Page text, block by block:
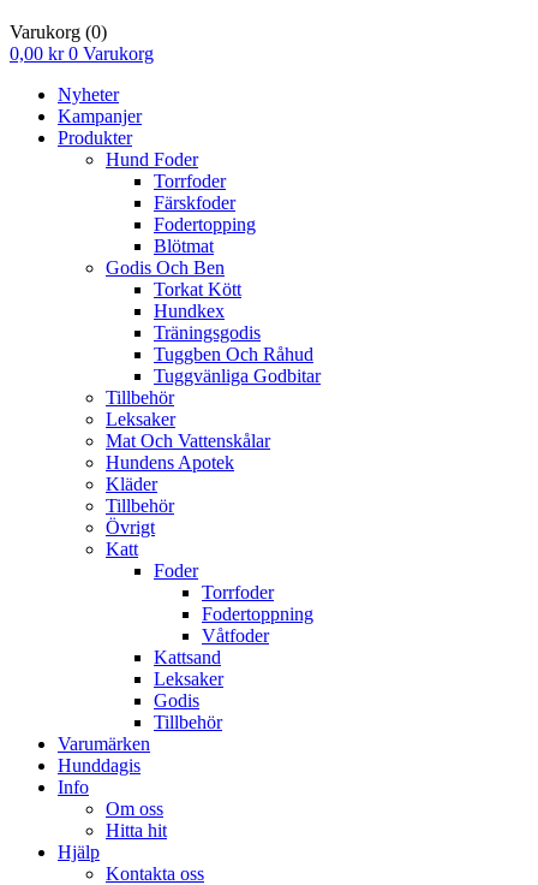
Varukorg (0)
0,00 kr 0 Varukorg
Nyheter
Kampanjer
Produkter
Hund Foder
Torrfoder
Färskfoder
Fodertopping
Blötmat
Godis Och Ben
Torkat Kött
Hundkex
Träningsgodis
Tuggben Och Råhud
Tuggvänliga Godbitar
Tillbehör
Leksaker
Mat Och Vattenskålar
Hundens Apotek
Kläder
Tillbehör
Övrigt
Katt
Foder
Torrfoder
Fodertoppning
Våtfoder
Kattsand
Leksaker
Godis
Tillbehör
Varumärken
Hunddagis
Info
Om oss
Hitta hit
Hjälp
Kontakta oss